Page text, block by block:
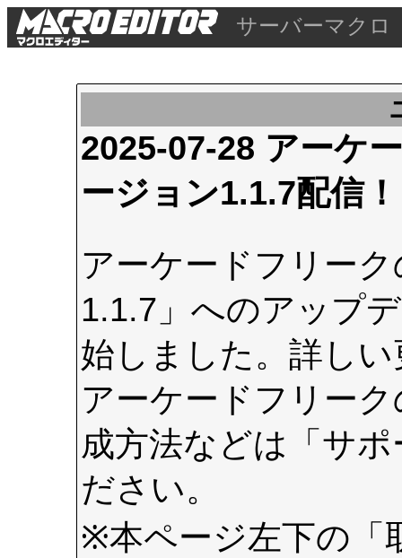
サーバーマクロ
2025-07-28 アーケ
ージョン1.1.7配信！
アーケードフリー
1.1.7」へのアップ
始しました。詳し
アーケードフリー
成方法などは 「サ
ださい。
※本ページ左下の